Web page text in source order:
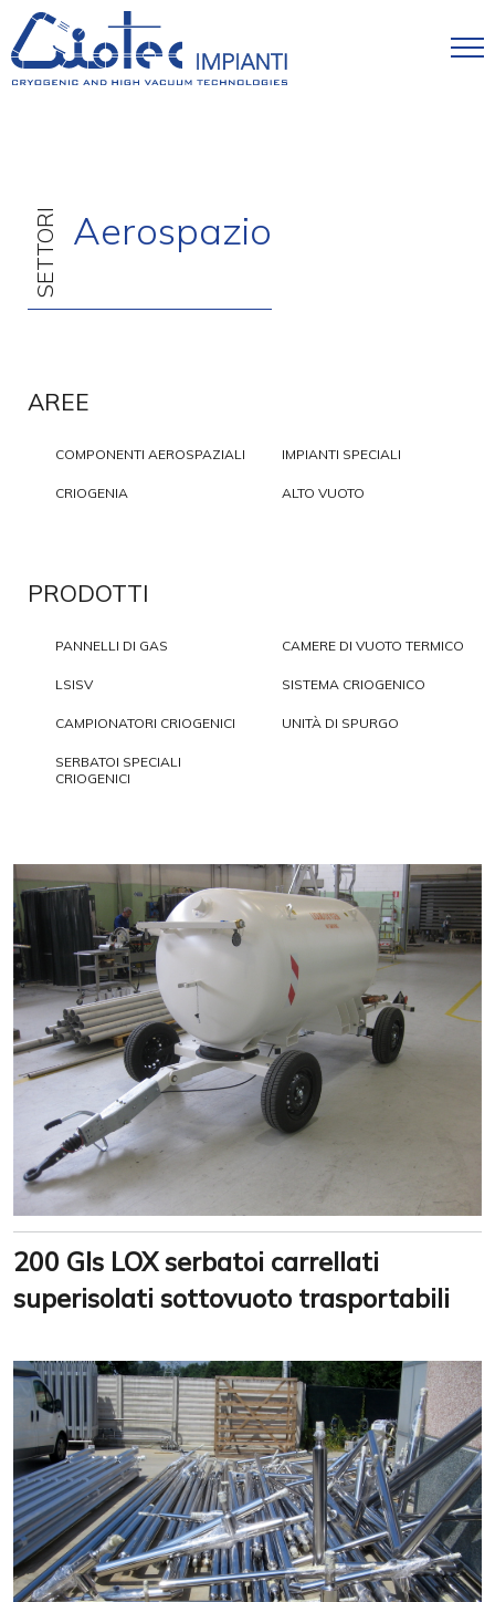
Salta al contenuto principale
SETTORI Aerospazio
AREE
COMPONENTI AEROSPAZIALI IMPIANTI SPECIALI
CRIOGENIA ALTO VUOTO
PRODOTTI
PANNELLI DI GAS CAMERE DI VUOTO TERMICO
LSISV SISTEMA CRIOGENICO
CAMPIONATORI CRIOGENICI UNITÀ DI SPURGO
SERBATOI SPECIALI
CRIOGENICI
200 Gls LOX serbatoi carrellati
superisolati sottovuoto trasportabili